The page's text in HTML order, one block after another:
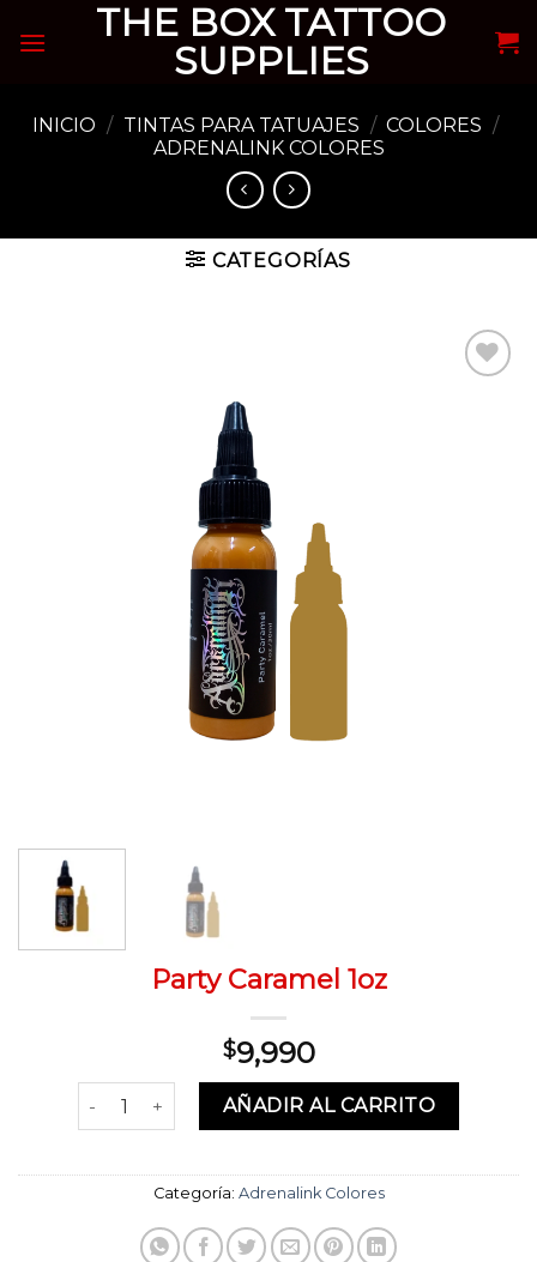
THE BOX TATTOO
SUPPLIES
INICIO / TINTAS PARA TATUAJES / COLORES /
ADRENALINK COLORES
CATEGORÍAS
Party Caramel 1oz
$9,990
Party Caramel 1oz cantidadAÑADIR AL CARRITO
Categoría: Adrenalink Colores